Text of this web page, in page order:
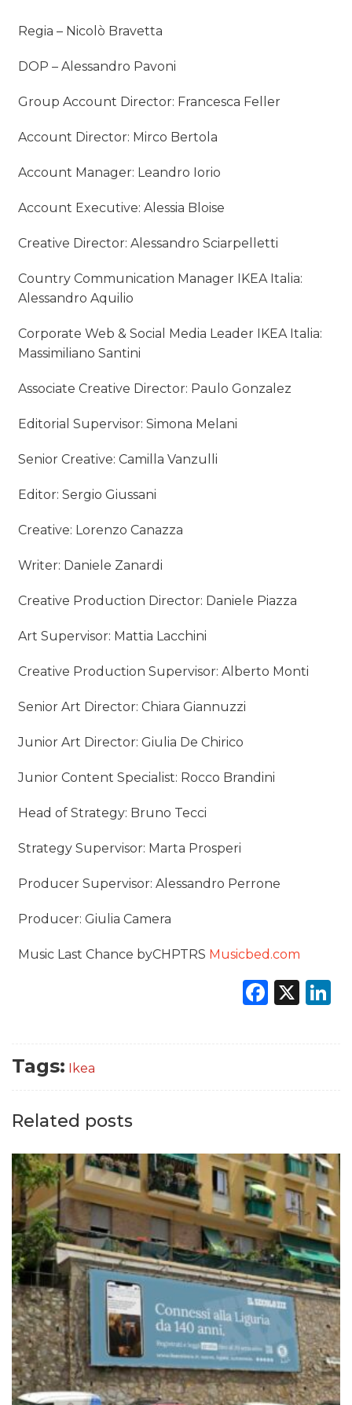
Regia – Nicolò Bravetta
DOP – Alessandro Pavoni
Group Account Director: Francesca Feller
Account Director: Mirco Bertola
Account Manager: Leandro Iorio
Account Executive: Alessia Bloise
Creative Director: Alessandro Sciarpelletti
Country Communication Manager IKEA Italia:
Alessandro Aquilio
Corporate Web & Social Media Leader IKEA Italia:
Massimiliano Santini
Associate Creative Director: Paulo Gonzalez
Editorial Supervisor: Simona Melani
Senior Creative: Camilla Vanzulli
Editor: Sergio Giussani
Creative: Lorenzo Canazza
Writer: Daniele Zanardi
Creative Production Director: Daniele Piazza
Art Supervisor: Mattia Lacchini
Creative Production Supervisor: Alberto Monti
Senior Art Director: Chiara Giannuzzi
Junior Art Director: Giulia De Chirico
Junior Content Specialist: Rocco Brandini
Head of Strategy: Bruno Tecci
Strategy Supervisor: Marta Prosperi
Producer Supervisor: Alessandro Perrone
Producer: Giulia Camera
Music Last Chance byCHPTRS Musicbed.com
X
Tags: Ikea
Related posts